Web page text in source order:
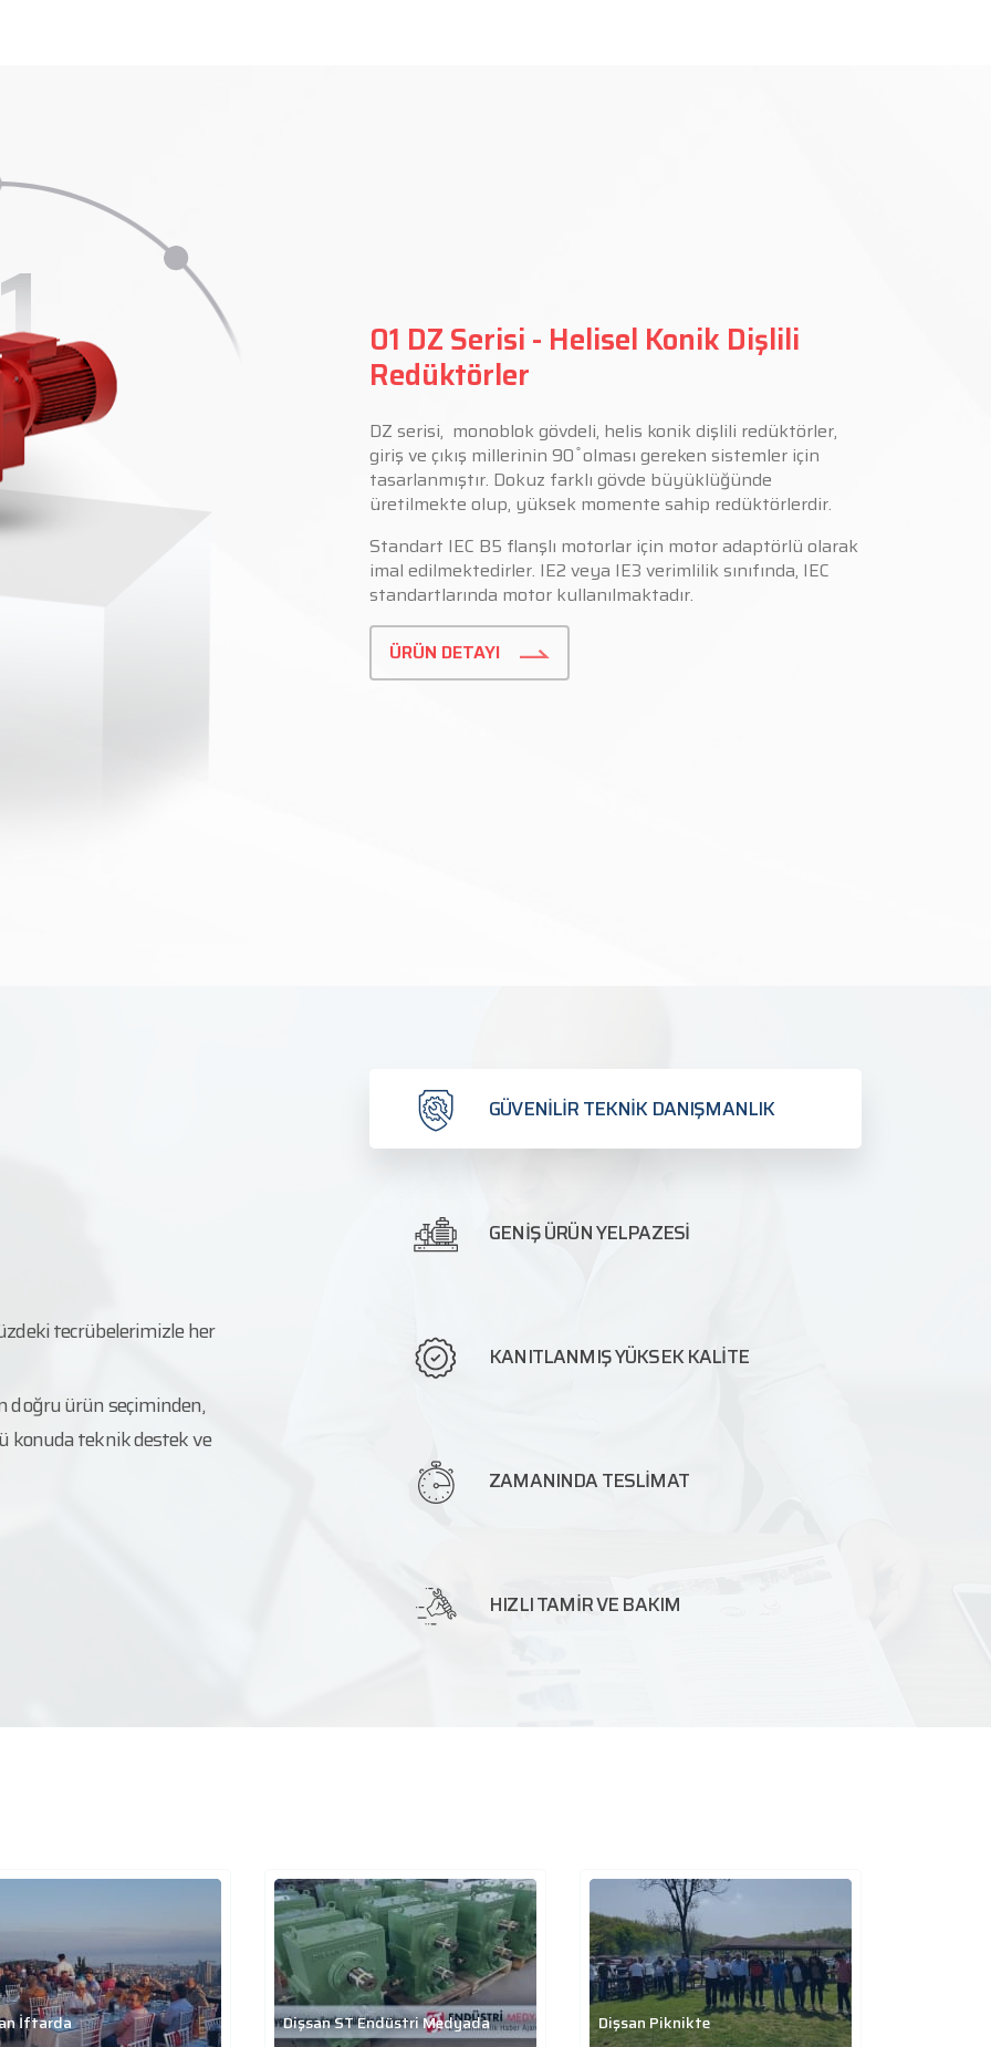
01 DZ Serisi - Helisel Konik Dişlili
Redüktörler
DZ serisi, monoblok gövdeli, helis konik dişlili redüktörler,
giriş ve çıkış millerinin 90 ̊ olması gereken sistemler için
tasarlanmıştır. Dokuz farklı gövde büyüklüğünde
üretilmekte olup, yüksek momente sahip redüktörlerdir.
Standart IEC B5 flanşlı motorlar için motor adaptörlü olarak
imal edilmektedirler. IE2 veya IE3 verimlilik sınıfında, IEC
standartlarında motor kullanılmaktadır.
ÜRÜN DETAYI
tecrübelerimizle her
doğru ürün seçiminden,
konuda teknik destek ve
GÜVENİLİR TEKNİK DANIŞMANLIK
GENİŞ ÜRÜN YELPAZESİ
KANITLANMIŞ YÜKSEK KALİTE
ZAMANINDA TESLİMAT
HIZLI TAMİR VE BAKIM
İftarda Dişsan ST Endüstri Medyada Dişsan Piknikte